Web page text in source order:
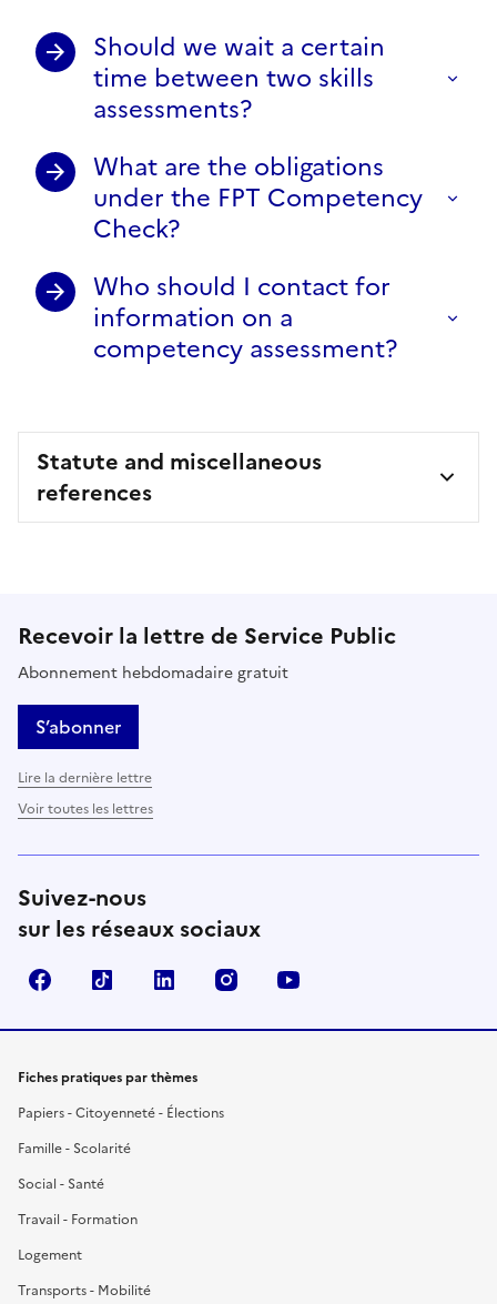
Should we wait a certain
time between two skills
assessments?
What are the obligations
under the FPT Competency
Check?
Who should I contact for
information on a
competency assessment?
Statute and miscellaneous
references
Recevoir la lettre de Service Public
Abonnement hebdomadaire gratuit
S’abonner
Lire la dernière lettre
Voir toutes les lettres
Suivez-nous
sur les réseaux sociaux
FacebookTikTok LinkedIn Instagram
Fiches pratiques par thèmes
Papiers - Citoyenneté - Élections
Famille - Scolarité
Social - Santé
Travail - Formation
Logement
Transports - Mobilité